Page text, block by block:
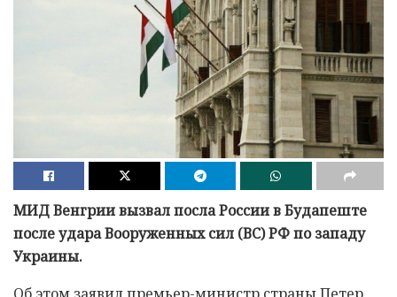
МИД Венгрии вызвал посла России в Будапеште
после удара Вооруженных сил (ВС) РФ по западу
Украины.